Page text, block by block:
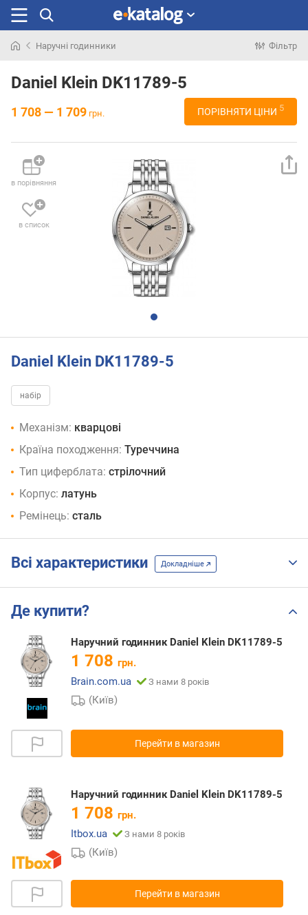
раніше
Наручні годинники Фільтр
Daniel Klein DK11789-5
1 708 — 1 709 грн. ПОРІВНЯТИ ЦІНИ 5
в порівняння
в список
Daniel Klein DK11789-5
набір
Механізм: кварцові
Країна походження: Туреччина
Тип циферблата: стрілочний
Корпус: латунь
Ремінець: сталь
Всі характеристики Докладніше
Де купити?
Наручний годинник Daniel Klein DK11789-5
1 708 грн.
Brain.com.ua
З нами 8 років
(Київ)
Перейти в магазин
Наручний годинник Daniel Klein DK11789-5
1 708 грн.
Itbox.ua
З нами 8 років
(Київ)
Перейти в магазин